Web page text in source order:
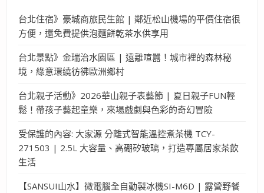
台北住宿》豪城商旅民生館 | 鄰近松山機場的平價住宿很
方便，還免費提供泡麵餅乾茶水供享用
台北景點》金瑞治水園區 | 遠離喧囂！城市裡的森林秘
境，綠意環繞彷彿歐洲鄉村
台北親子活動》2026華山親子表藝節 | 夏日親子FUN輕
鬆！帶孩子藝起童樂，來場戲劇與色彩的奇幻冒險
受保護的內容: 大家源 分離式智能溫控煮茶機 TCY-
271503 | 2.5L 大容量、高硼矽玻璃，打造專屬居家茶飲
生活
【SANSUI山水】微電腦全自動製冰機SI-M6D | 露營野餐